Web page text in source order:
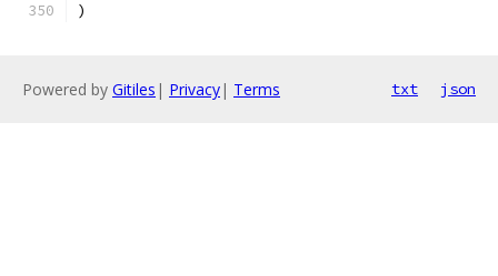
)
Powered by Gitiles | Privacy| Terms txt json